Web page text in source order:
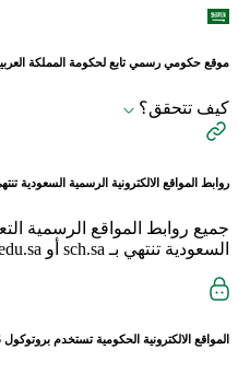
موقع حكومي رسمي تابع لحكومة المملكة
كيف تتحقق؟
روابط المواقع الالكترونية الرسمية السعودية
جميع روابط المواقع الرسمية
السعودية تنتهي بـ sch.sa أو edu.sa
المواقع الالكترونية الحكومية تستخدم بروتوكول